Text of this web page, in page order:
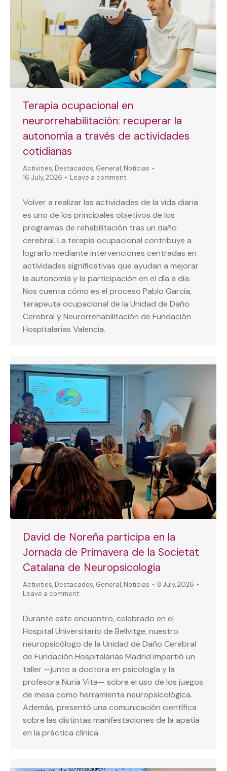
Terapia ocupacional en
neurorrehabilitación: recuperar la
autonomía a través de actividades
cotidianas
Activities, Destacados, General, Noticias
16 July, 2026
Leave a comment
Volver a realizar las actividades de la vida diaria
es uno de los principales objetivos de los
programas de rehabilitación tras un daño
cerebral. La terapia ocupacional contribuye a
lograrlo mediante intervenciones centradas en
actividades significativas que ayudan a mejorar
la autonomía y la participación en el día a día.
Nos cuenta cómo es el proceso Pablo García,
terapeuta ocupacional de la Unidad de Daño
Cerebral y Neurorrehabilitación de Fundación
Hospitalarias Valencia.
David de Noreña participa en la
Jornada de Primavera de la Societat
Catalana de Neuropsicologia
Activities, Destacados, General, Noticias
8 July, 2026
Leave a comment
Durante este encuentro, celebrado en el
Hospital Universitario de Bellvitge, nuestro
neuropsicólogo de la Unidad de Daño Cerebral
de Fundación Hospitalarias Madrid impartió un
taller —junto a doctora en psicología y la
profesora Nuria Vita— sobre el uso de los juegos
de mesa como herramienta neuropsicológica.
Además, presentó una comunicación científica
sobre las distintas manifestaciones de la apatía
en la práctica clínica.